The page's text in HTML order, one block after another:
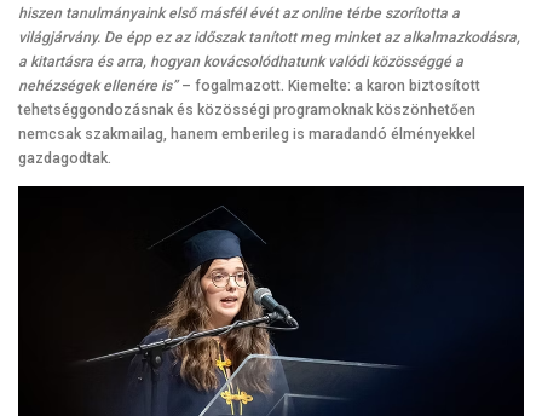
hiszen tanulmányaink első másfél évét az online térbe szorította a
világjárvány. De épp ez az időszak tanított meg minket az alkalmazkodásra,
a kitartásra és arra, hogyan kovácsolódhatunk valódi közösséggé a
nehézségek ellenére is”– fogalmazott. Kiemelte: a karon biztosított
tehetséggondozásnak és közösségi programoknak köszönhetően
nemcsak szakmailag, hanem emberileg is maradandó élményekkel
gazdagodtak.